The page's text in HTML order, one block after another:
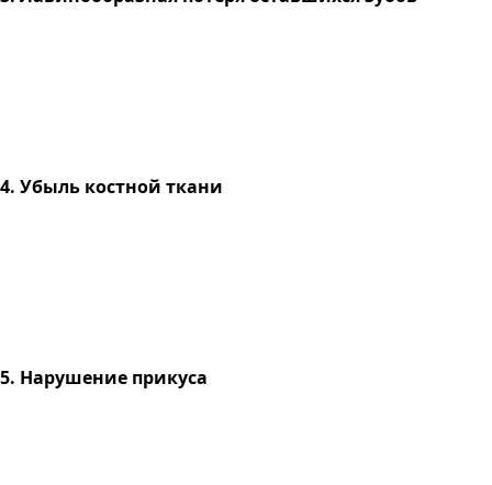
4. Убыль костной ткани
5. Нарушение прикуса